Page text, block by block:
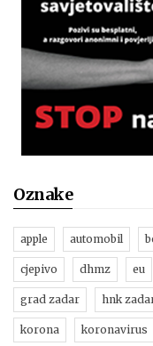
Oznake
apple automobil
cjepivo dhmz eu
grad zadar hnk
korona koronavirus